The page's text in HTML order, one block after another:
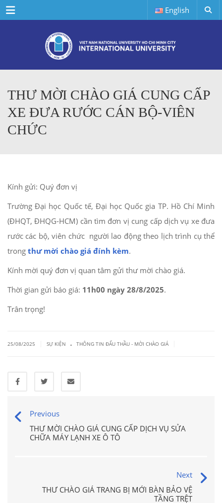
Menu English
THƯ MỜI CHÀO GIÁ CUNG CẤP
XE ĐƯA RƯỚC CÁN BỘ-VIÊN
CHỨC
Kính gửi: Quý đơn vị
Trường Đại học Quốc tế, Đại học Quốc gia TP. Hồ Chí Minh
(ĐHQT, ĐHQG-HCM) cần tìm đơn vị cung cấp dịch vụ xe đưa
rước các bộ, viên chức người lao động theo lịch trình cụ thể
trong thư mời chào giá đính kèm.
Kính mời quý đơn vị quan tâm gửi thư mời chào giá.
Thời gian gửi báo giá: 11h00 ngày 28/8/2025.
Trân trọng!
25/08/2025 SỰ KIỆN . THÔNG TIN ĐẤU THẦU - MỜI CHÀO GIÁ
Previous
THƯ MỜI CHÀO GIÁ CUNG CẤP DỊCH VỤ SỬA
CHỮA MÁY LẠNH XE Ô TÔ
Next
THƯ CHÀO GIÁ TRANG BỊ MỚI BÀN BẢO VỆ
TẦNG TRỆT